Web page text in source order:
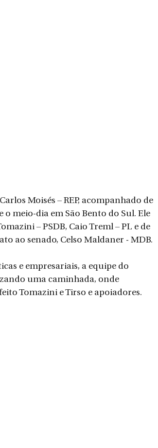
Moisés – REP, acompanhado de
o meio-dia em São Bento do Sul. Ele
– PSDB, Caio Treml – PL e de
ao senado, Celso Maldaner - MDB.
e empresariais, a equipe do
uma caminhada, onde
Tomazini e Tirso e apoiadores.